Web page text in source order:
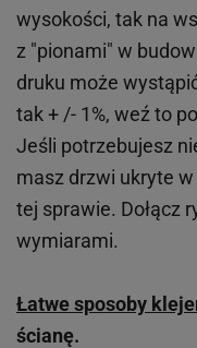
wysokości, tak na
z "pionami" w
druku może
tak + /- 1%, weź to
Jeśli potrzebujesz
masz drzwi ukryte
tej sprawie. Dołącz
wymiarami.
Łatwe sposoby
ścianę.